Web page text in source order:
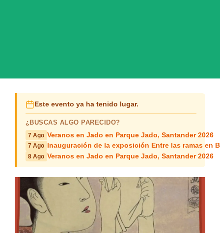
Este evento ya ha tenido lugar.
¿BUSCAS ALGO PARECIDO?
7 Ago Veranos en Jado en Parque Jado, Santander 2026
7 Ago Inauguración de la exposición Entre las ramas en
8 Ago Veranos en Jado en Parque Jado, Santander 2026